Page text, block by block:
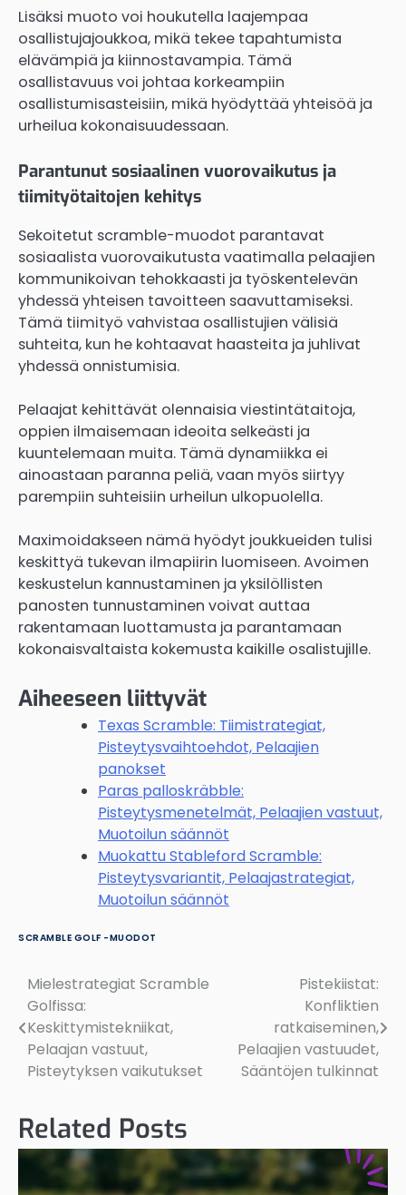
Lisäksi muoto voi houkutella laajempaa
osallistujajoukkoa, mikä tekee tapahtumista
elävämpiä ja kiinnostavampia. Tämä
osallistavuus voi johtaa korkeampiin
osallistumisasteisiin, mikä hyödyttää yhteisöä ja
urheilua kokonaisuudessaan.
Parantunut sosiaalinen vuorovaikutus ja
tiimityötaitojen kehitys
Sekoitetut scramble-muodot parantavat
sosiaalista vuorovaikutusta vaatimalla pelaajien
kommunikoivan tehokkaasti ja työskentelevän
yhdessä yhteisen tavoitteen saavuttamiseksi.
Tämä tiimityö vahvistaa osallistujien välisiä
suhteita, kun he kohtaavat haasteita ja juhlivat
yhdessä onnistumisia.
Pelaajat kehittävät olennaisia viestintätaitoja,
oppien ilmaisemaan ideoita selkeästi ja
kuuntelemaan muita. Tämä dynamiikka ei
ainoastaan paranna peliä, vaan myös siirtyy
parempiin suhteisiin urheilun ulkopuolella.
Maximoidakseen nämä hyödyt joukkueiden tulisi
keskittyä tukevan ilmapiirin luomiseen. Avoimen
keskustelun kannustaminen ja yksilöllisten
panosten tunnustaminen voivat auttaa
rakentamaan luottamusta ja parantamaan
kokonaisvaltaista kokemusta kaikille osalistujille.
Aiheeseen liittyvät
Texas Scramble: Tiimistrategiat,
Pisteytysvaihtoehdot, Pelaajien
panokset
Paras palloskräbble:
Pisteytysmenetelmät, Pelaajien vastuut,
Muotoilun säännöt
Muokattu Stableford Scramble:
Pisteytysvariantit, Pelaajastrategiat,
Muotoilun säännöt
SCRAMBLE GOLF -MUODOT
Post
navigation
Mielestrategiat Scramble
Golfissa:
Keskittymistekniikat,
Pelaajan vastuut,
Pisteytyksen vaikutukset
Pistekiistat:
Konfliktien
ratkaiseminen,
Pelaajien vastuudet,
Sääntöjen tulkinnat
Related Posts